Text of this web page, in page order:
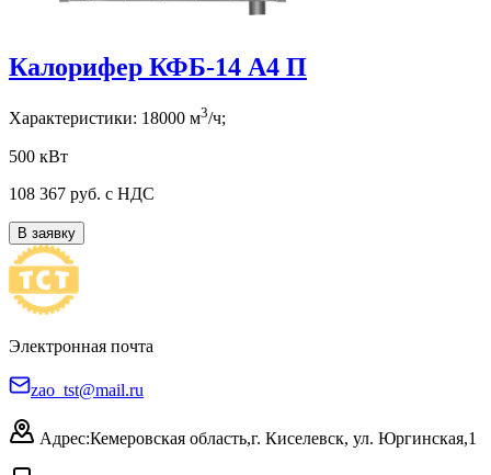
Калорифер КФБ-14 А4 П
Характеристики: 18000 м3/ч;
500 кВт
108 367 руб. с НДС
В заявку
Электронная почта
zao_tst@mail.ru
Адрес:Кемеровская область,г. Киселевск, ул. Юргинская,1